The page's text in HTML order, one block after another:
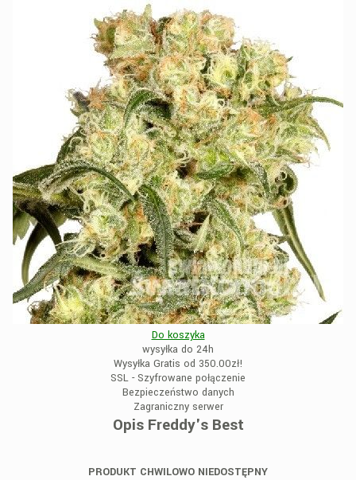
Do koszyka
wysyłka do 24h
Wysyłka Gratis od 350.00zł!
SSL - Szyfrowane połączenie
Bezpieczeństwo danych
Zagraniczny serwer
Opis Freddy's Best
PRODUKT CHWILOWO NIEDOSTĘPNY